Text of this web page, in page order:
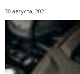
30 августа, 2021